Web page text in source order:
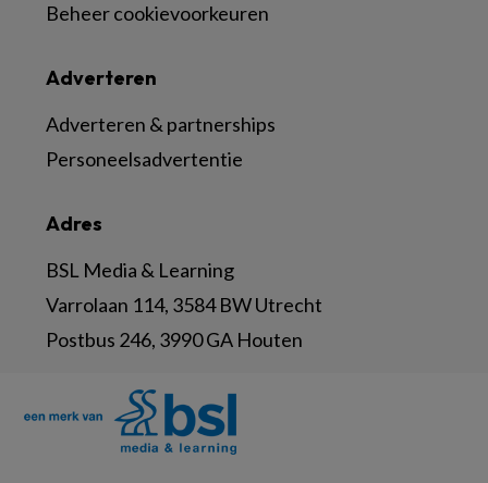
Adres
BSL Media & Learning
Varrolaan 114, 3584 BW Utrecht
Postbus 246, 3990 GA Houten
Adverteren
Adverteren & partnerships
Personeelsadvertentie
Beheer cookievoorkeuren